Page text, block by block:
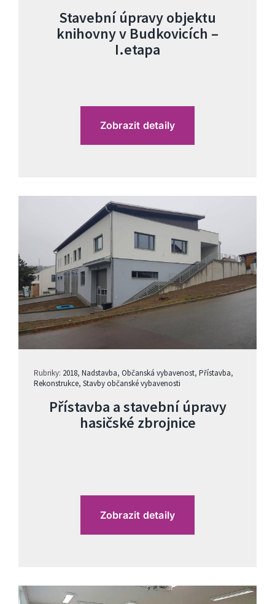
Stavební úpravy objektu
knihovny v Budkovicích –
I.etapa
Zobrazit detaily
Rubriky: 2018, Nadstavba, Občanská vybavenost, Přístavba,
Rekonstrukce, Stavby občanské vybavenosti
Přístavba a stavební úpravy
hasičské zbrojnice
Zobrazit detaily